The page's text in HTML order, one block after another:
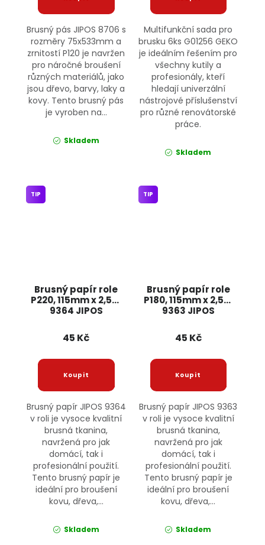
Brusný pás JIPOS 8706 s
rozměry 75x533mm a
zrnitostí P120 je navržen
pro náročné broušení
různých materiálů, jako
jsou dřevo, barvy, laky a
kovy. Tento brusný pás
je vyroben na...
Skladem
Multifunkční sada pro
brusku 6ks G01256 GEKO
je ideálním řešením pro
všechny kutily a
profesionály, kteří
hledají univerzální
nástrojové příslušenství
pro různé renovátorské
práce.
Skladem
Brusný papír role
P220, 115mm x 2,5m
9364 JIPOS
TIP
45 Kč
Brusný papír JIPOS 9364
v roli je vysoce kvalitní
brusná tkanina,
navržená pro jak
domácí, tak i
profesionální použití.
Tento brusný papír je
ideální pro broušení
kovu, dřeva,...
Skladem
Brusný papír role
P180, 115mm x 2,5m
9363 JIPOS
TIP
45 Kč
Brusný papír JIPOS 9363
v roli je vysoce kvalitní
brusná tkanina,
navržená pro jak
domácí, tak i
profesionální použití.
Tento brusný papír je
ideální pro broušení
kovu, dřeva,...
Skladem